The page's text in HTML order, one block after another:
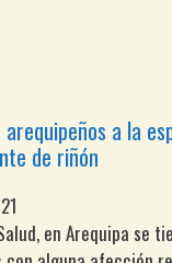
arequipeños a la
de riñón
en Arequipa se